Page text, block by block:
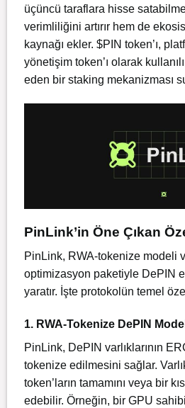
üçüncü taraflara hisse
verimliliğini artırır hem de
kaynağı ekler. $PIN token’ı,
yönetişim token’ı olarak
eden bir staking mekanizması
PinLink’in Öne Çıkan
PinLink, RWA-tokenize modeli
optimizasyon paketiyle DePIN
yaratır. İşte protokolün temel
1. RWA-Tokenize DePIN
PinLink, DePIN varlıklarının
tokenize edilmesini sağlar.
token’ların tamamını veya bir
edebilir. Örneğin, bir GPU